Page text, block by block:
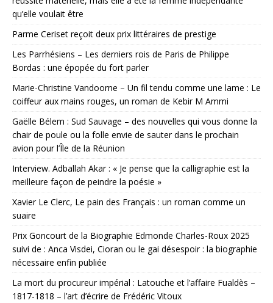
qu’elle voulait être
Parme Ceriset reçoit deux prix littéraires de prestige
Les Parrhésiens – Les derniers rois de Paris de Philippe
Bordas : une épopée du fort parler
Marie-Christine Vandoorne – Un fil tendu comme une lame : Le
coiffeur aux mains rouges, un roman de Kebir M Ammi
Gaëlle Bélem : Sud Sauvage – des nouvelles qui vous donne la
chair de poule ou la folle envie de sauter dans le prochain
avion pour l’Île de la Réunion
Interview. Adballah Akar : « Je pense que la calligraphie est la
meilleure façon de peindre la poésie »
Xavier Le Clerc, Le pain des Français : un roman comme un
suaire
Prix Goncourt de la Biographie Edmonde Charles-Roux 2025
suivi de : Anca Visdei, Cioran ou le gai désespoir : la biographie
nécessaire enfin publiée
La mort du procureur impérial : Latouche et l’affaire Fualdès –
1817-1818 – l’art d’écrire de Frédéric Vitoux